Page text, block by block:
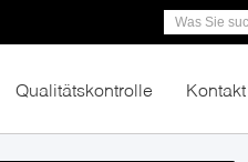
Qualitätskontrolle Kontakt